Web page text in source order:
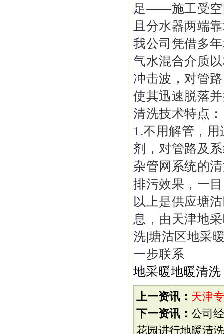
足——施工受空
且分水器两端
我公司凭借多
气水混合介质
冲击波，对管
使其迅速脱落
清洗技术特点：
1.不用解管，
剂，对管路及
杂管网系统的
排污效果，一
以上是供应塘
息，由天津地
洗|塘沽区地采
一步联系
地采暖地暖清洗
上一资讯： 天津
下一资讯： 公司
花园进行地暖清洗